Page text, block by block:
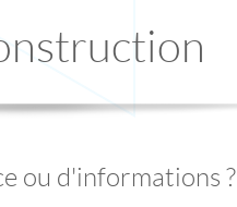
ou d'informations ?